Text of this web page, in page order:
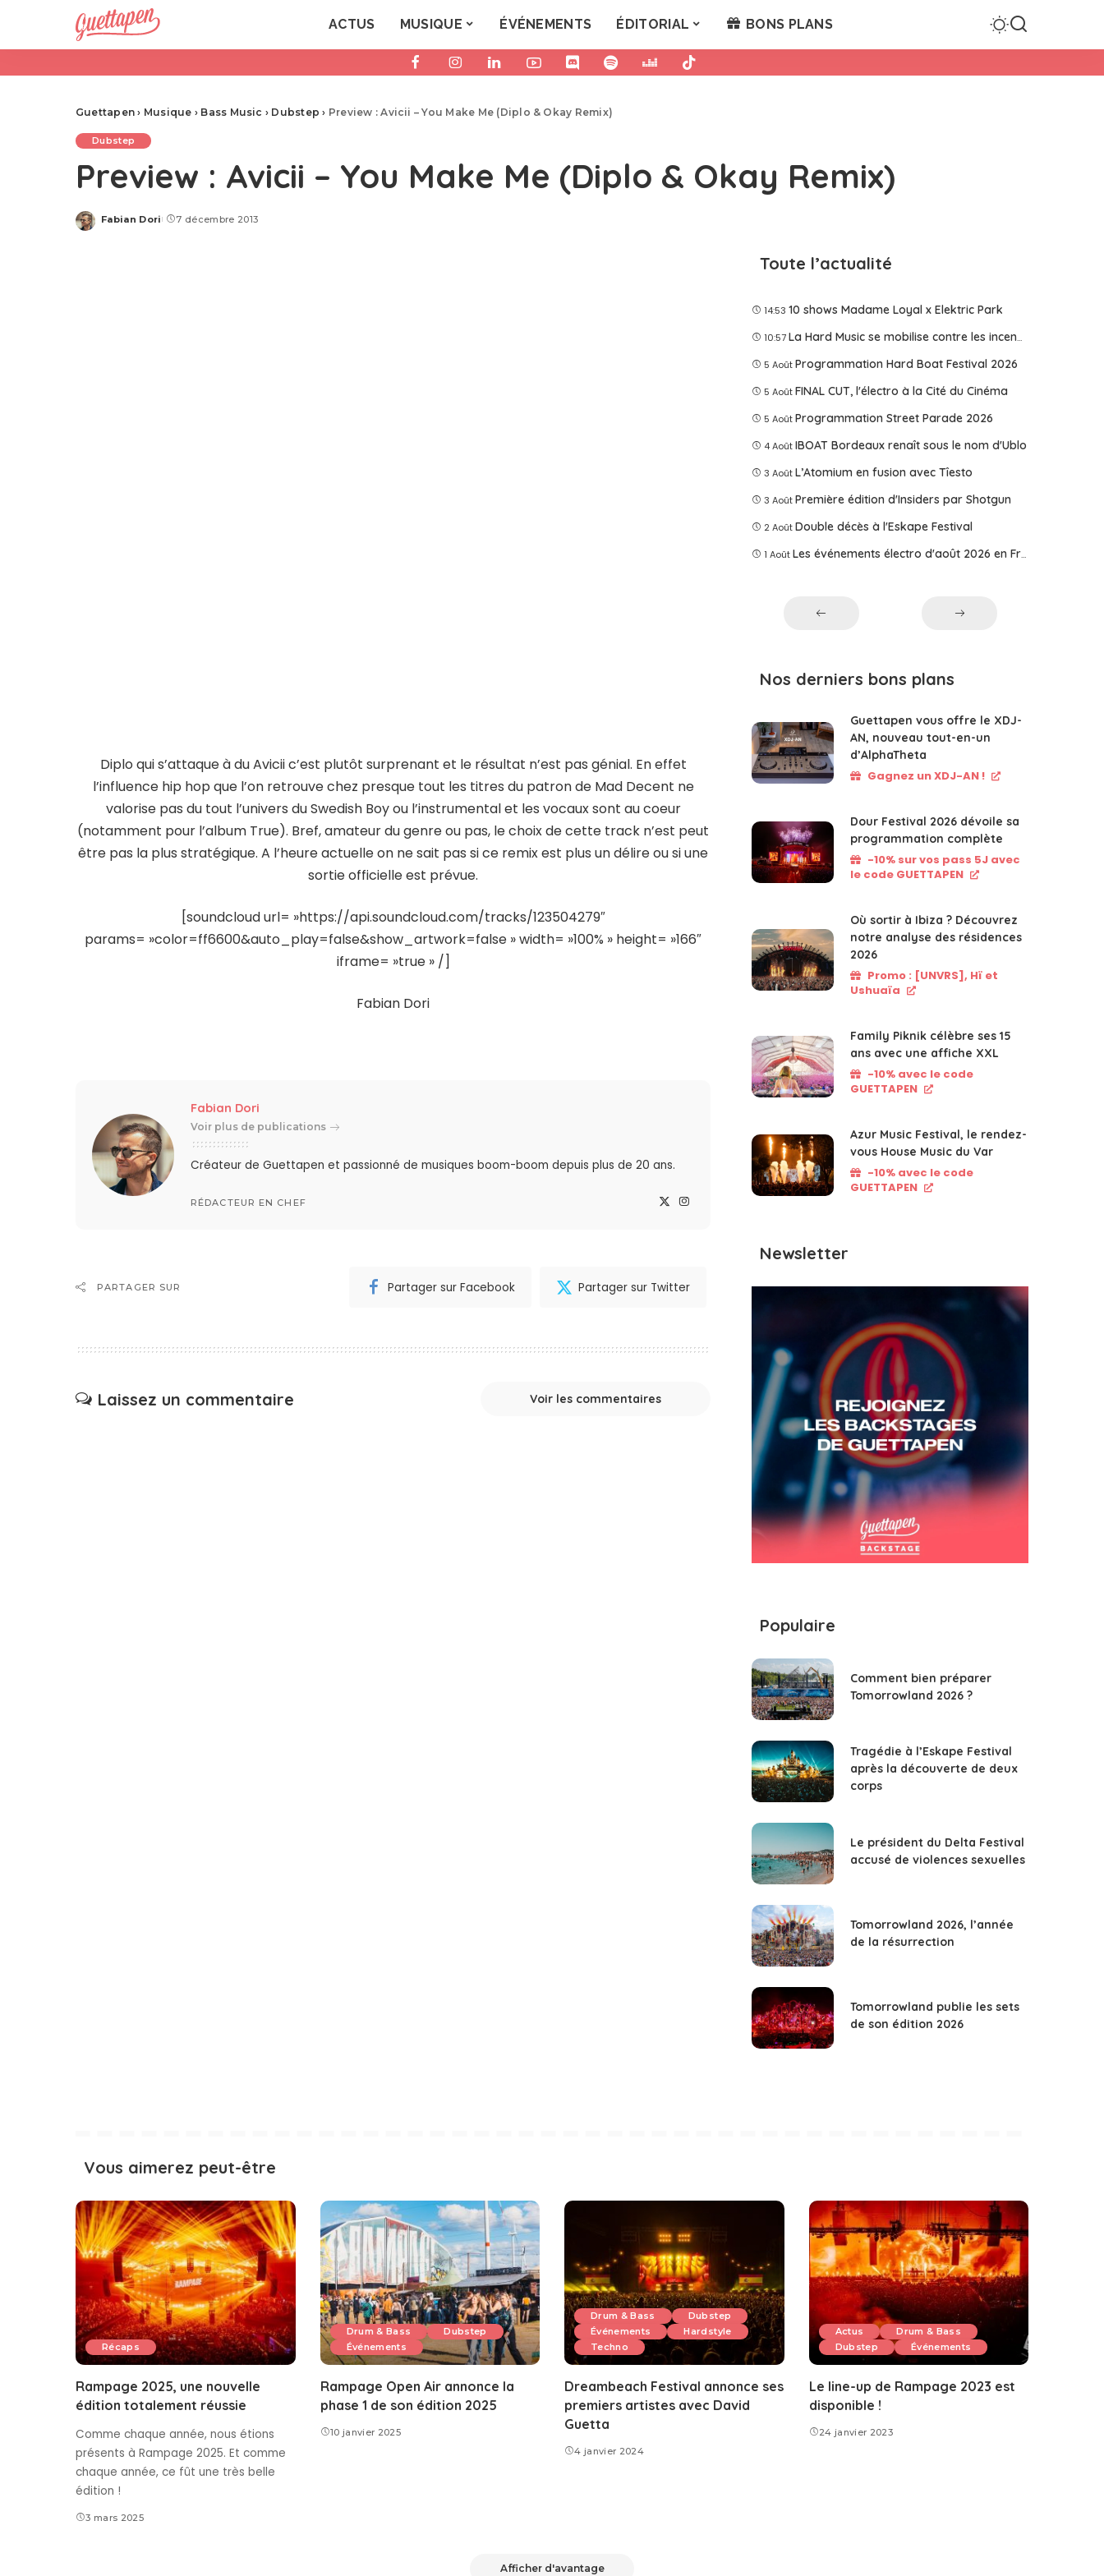
ACTUS MUSIQUE ÉVÉNEMENTS ÉDITORIAL BONS PLANS
Guettapen › Musique › Bass Music › Dubstep › Preview : Avicii – You Make Me (Diplo & Okay Remix)
Dubstep
Preview : Avicii – You Make Me (Diplo & Okay Remix)
Posted
Fabian Dori 7 décembre 2013
Diplo qui s’attaque à du Avicii c’est plutôt surprenant et le résultat n’est pas génial. En effet
l’influence hip hop que l’on retrouve chez presque tout les titres du patron de Mad Decent ne
valorise pas du tout l’univers du Swedish Boy ou l’instrumental et les vocaux sont au coeur
(notamment pour l’album True). Bref, amateur du genre ou pas, le choix de cette track n’est peut
être pas la plus stratégique. A l’heure actuelle on ne sait pas si ce remix est plus un délire ou si une
sortie officielle est prévue.
[soundcloud url= »https://api.soundcloud.com/tracks/123504279″
params= »color=ff6600&auto_play=false&show_artwork=false » width= »100% » height= »166″
iframe= »true » /]
Fabian Dori
Fabian Dori
Voir plus de publications
Créateur de Guettapen et passionné de musiques boom-boom depuis plus de 20 ans.
RÉDACTEUR EN CHEF
PARTAGER SUR Partager sur Facebook Partager sur Twitter
Laissez un commentaire Voir les commentaires
Toute l’actualité
14:53 10 shows Madame Loyal x Elektric Park
10:57 La Hard Music se mobilise contre les incendies
5 Août Programmation Hard Boat Festival 2026
5 Août FINAL CUT, l'électro à la Cité du Cinéma
5 Août Programmation Street Parade 2026
4 Août IBOAT Bordeaux renaît sous le nom d'Ublo
3 Août L’Atomium en fusion avec Tîesto
3 Août Première édition d'Insiders par Shotgun
2 Août Double décès à l'Eskape Festival
1 Août Les événements électro d'août 2026 en France
Nos derniers bons plans
Guettapen vous offre le XDJ-
AN, nouveau tout-en-un
d’AlphaTheta
Gagnez un XDJ-AN !
Dour Festival 2026 dévoile sa
programmation complète
-10% sur vos pass 5J avec
le code GUETTAPEN
Où sortir à Ibiza ? Découvrez
notre analyse des résidences
2026
Promo : [UNVRS], Hï et
Ushuaïa
Family Piknik célèbre ses 15
ans avec une affiche XXL
-10% avec le code
GUETTAPEN
Azur Music Festival, le rendez-
vous House Music du Var
-10% avec le code
GUETTAPEN
Newsletter
Populaire
Comment bien préparer
Tomorrowland 2026 ?
Tragédie à l’Eskape Festival
après la découverte de deux
corps
Le président du Delta Festival
accusé de violences sexuelles
Tomorrowland 2026, l’année
de la résurrection
Tomorrowland publie les sets
de son édition 2026
Vous aimerez peut-être
Récaps
Rampage 2025, une nouvelle
édition totalement réussie
Comme chaque année, nous étions
présents à Rampage 2025. Et comme
chaque année, ce fût une très belle
édition !
3 mars 2025
Drum & Bass
Dubstep
Événements
Rampage Open Air annonce la
phase 1 de son édition 2025
10 janvier 2025
Drum & Bass
Dubstep
Événements
Hardstyle
Techno
Dreambeach Festival annonce ses
premiers artistes avec David
Guetta
4 janvier 2024
Actus
Drum & Bass
Dubstep
Événements
Le line-up de Rampage 2023 est
disponible !
24 janvier 2023
Afficher d'avantage